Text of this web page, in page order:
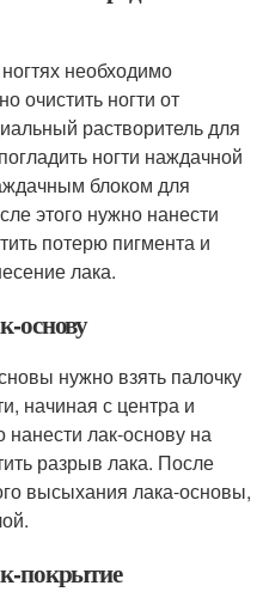
необходимо
очистить ногти от
растворитель для
ногти наждачной
блоком для
этого нужно нанести
потерю пигмента и
лака.
основу
нужно взять палочку
начиная с центра и
лак-основу на
разрыв лака. После
высыхания лака-основы,
покрытие